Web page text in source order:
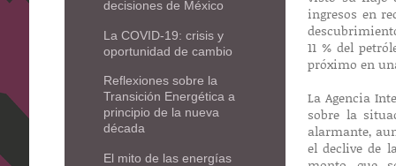
ingresos en
11 % del
próximo en
La Agencia
sobre la
alarmante,
el declive de
decisiones de México
La COVID-19: crisis y
oportunidad de cambio
Reflexiones sobre la
Transición Energética a
principio de la nueva
década
El mito de las energías